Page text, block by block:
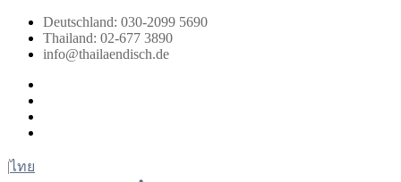
Zum
Inhalt
springen
Deutschland: 030-2099 5690
Thailand: 02-677 3890
info@thailaendisch.de
|ไทย